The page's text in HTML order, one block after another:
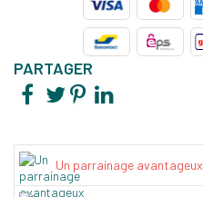
PARTAGER
Un parrainage avantageux